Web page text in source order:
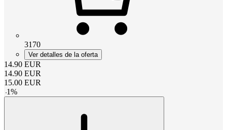
3170
Ver detalles de la oferta
14.90 EUR
14.90 EUR
15.00 EUR
-1%